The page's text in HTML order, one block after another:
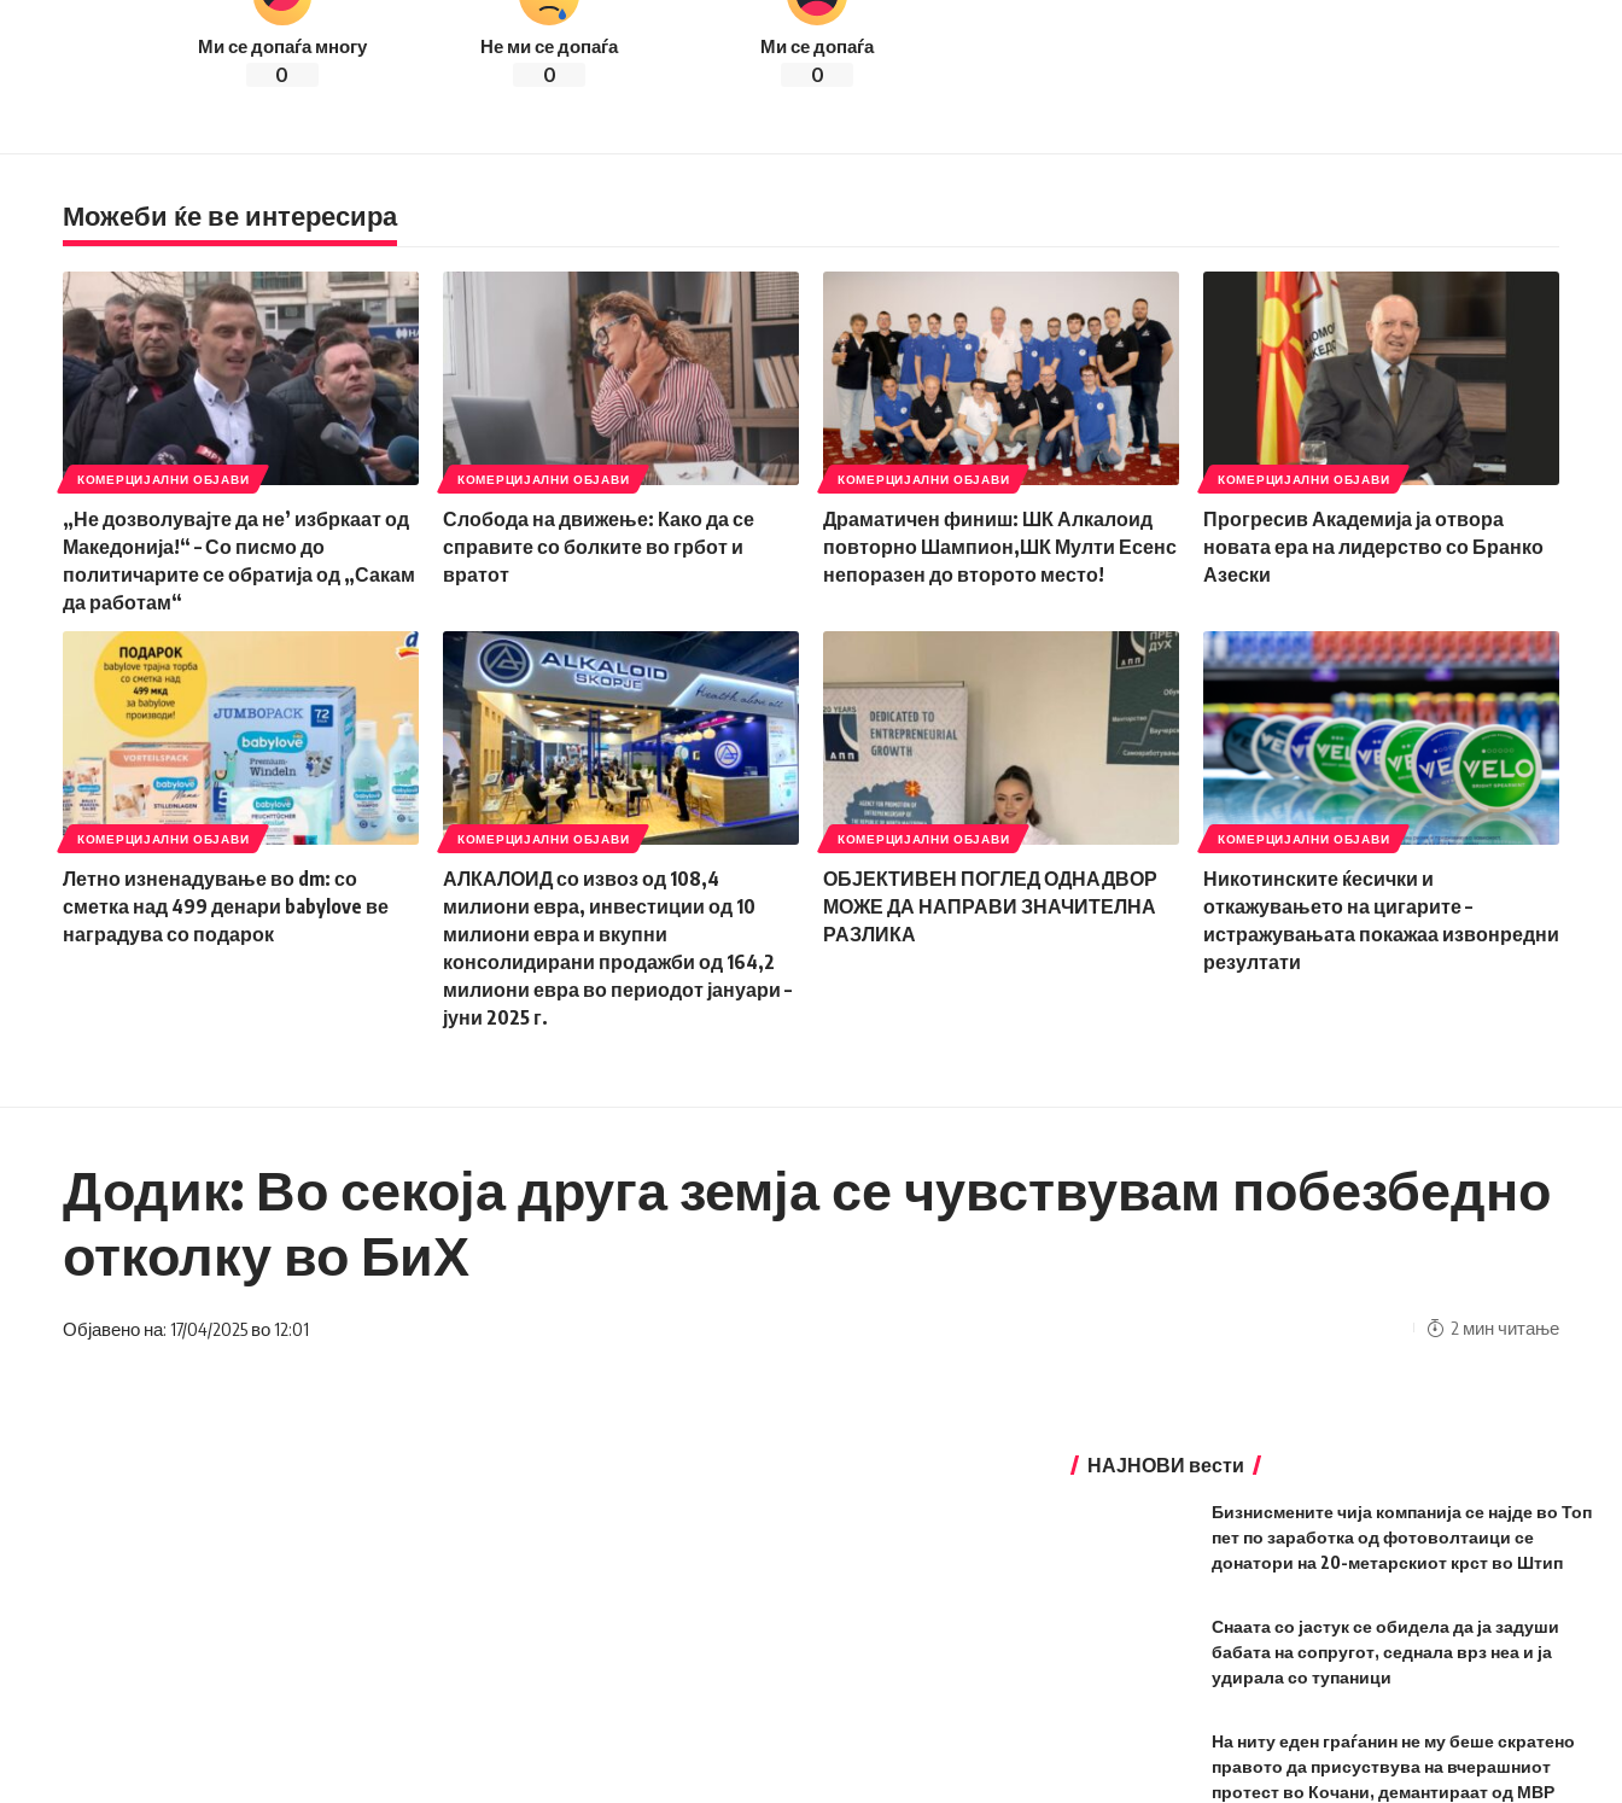
Ми се допаѓа многу
0
Не ми се допаѓа
0
Ми се допаѓа
0
Можеби ќе ве интересира
КОМЕРЦИЈАЛНИ ОБЈАВИ
„Не дозволувајте да не’ избркаат од
Македонија!“ – Со писмо до
политичарите се обратија од „Сакам
да работам“
КОМЕРЦИЈАЛНИ ОБЈАВИ
Слобода на движење: Како да се
справите со болките во грбот и
вратот
КОМЕРЦИЈАЛНИ ОБЈАВИ
Драматичен финиш: ШК Алкалоид
повторно Шампион,ШК Мулти Есенс
непоразен до второто место!
КОМЕРЦИЈАЛНИ ОБЈАВИ
Прогресив Академија ја отвора
новата ера на лидерство со Бранко
Азески
КОМЕРЦИЈАЛНИ ОБЈАВИ
Летно изненадување во dm: со
сметка над 499 денари babylove ве
наградува со подарок
КОМЕРЦИЈАЛНИ ОБЈАВИ
АЛКАЛОИД со извоз од 108,4
милиони евра, инвестиции од 10
милиони евра и вкупни
консолидирани продажби од 164,2
милиони евра во периодот јануари –
јуни 2025 г.
КОМЕРЦИЈАЛНИ ОБЈАВИ
ОБЈЕКТИВЕН ПОГЛЕД ОДНАДВОР
МОЖЕ ДА НАПРАВИ ЗНАЧИТЕЛНА
РАЗЛИКА
КОМЕРЦИЈАЛНИ ОБЈАВИ
Никотинските ќесички и
откажувањето на цигарите –
истражувањата покажаа извонредни
резултати
Додик: Во секоја друга земја се чувствувам побезбедно
отколку во БиХ
Објавено на: 17/04/2025 во 12:01 2 мин читање
НАЈНОВИ вести
Бизнисмените чија компанија се најде во Топ
пет по заработка од фотоволтаици се
донатори на 20-метарскиот крст во Штип
Снаата со јастук се обидела да ја задуши
бабата на сопругот, седнала врз неа и ја
удирала со тупаници
На ниту еден граѓанин не му беше скратено
правото да присуствува на вчерашниот
протест во Кочани, демантираат од МВР